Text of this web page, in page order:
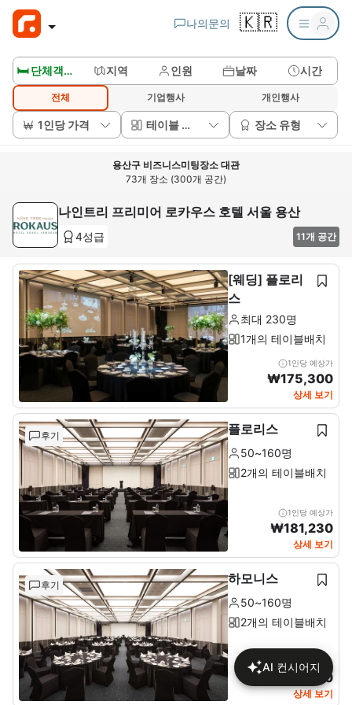
나의문의 🇰🇷
🛏️ 단체객실보기 지역 인원 날짜 시간
전체 기업행사 개인행사
1인당 가격 테이블 배치 장소 유형
용산구 비즈니스미팅장소 대관
73개 장소 (300개 공간)
나인트리 프리미어 로카우스 호텔 서울 용산
4성급 11개 공간
[웨딩] 플로리
스
최대 230명
1개의 테이블배치
1인당 예상가
₩175,300
상세 보기
후기 플로리스
50~160명
2개의 테이블배치
1인당 예상가
₩181,230
상세 보기
후기 하모니스
50~160명
2개의 테이블배치
1인당 예상가
₩140,580
상세 보기
AI 컨시어지